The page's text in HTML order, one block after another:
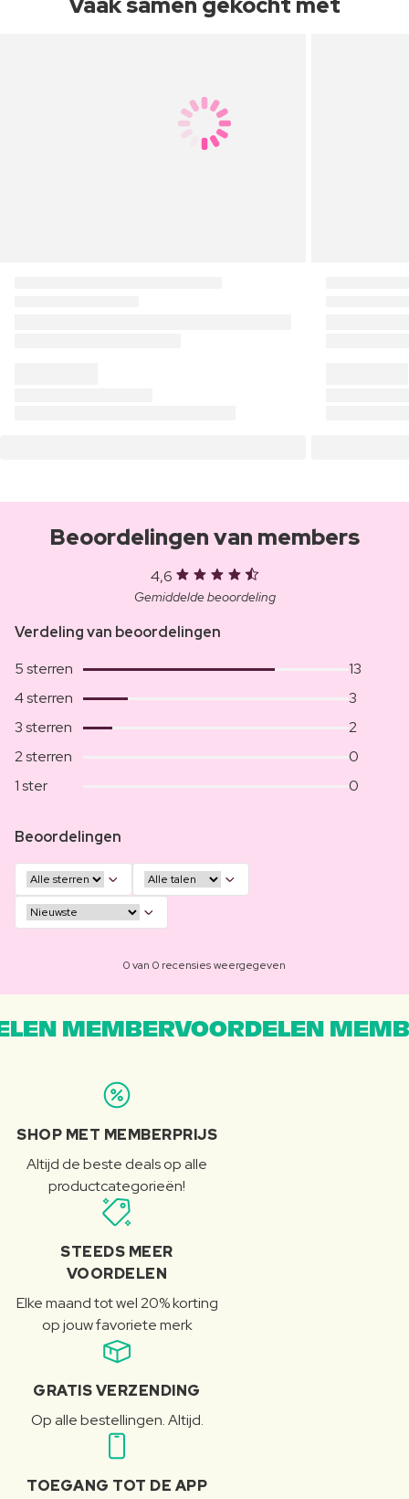
Beoordelingen van members
4,6
Gemiddelde beoordeling
Verdeling van beoordelingen
5 sterren
13
4 sterren
3
3 sterren
2
2 sterren
0
1 ster
0
Beoordelingen
0 van 0 recensies weergegeven
MEMBERVOORDELEN
SHOP MET MEMBERPRIJS
Altijd de beste deals op alle
productcategorieën!
STEEDS MEER
VOORDELEN
Elke maand tot wel 20% korting
op jouw favoriete merk
GRATIS VERZENDING
Op alle bestellingen. Altijd.
TOEGANG TOT DE APP